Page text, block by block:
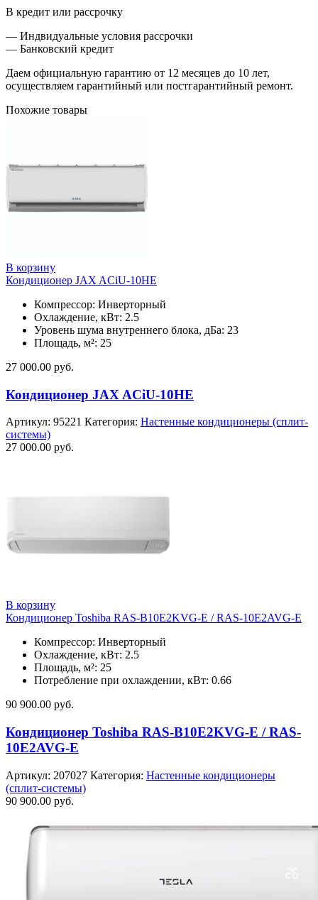
В кредит или рассрочку
— Индвидуальные условия рассрочки
— Банковский кредит
Даем официальную гарантию от 12 месяцев до 10 лет,
осуществляем гарантийный или постгарантийный ремонт.
Похожие товары
В корзину
Кондиционер JAX ACiU-10HE
Компрессор: Инверторный
Охлаждение, кВт: 2.5
Уровень шума внутреннего блока, дБа: 23
Площадь, м²: 25
27 000.00 руб.
Кондиционер JAX ACiU-10HE
Артикул: 95221 Категория: Настенные кондиционеры (сплит-
системы)
27 000.00 руб.
В корзину
Кондиционер Toshiba RAS-B10E2KVG-E / RAS-10E2AVG-E
Компрессор: Инверторный
Охлаждение, кВт: 2.5
Площадь, м²: 25
Потребление при охлаждении, кВт: 0.66
90 900.00 руб.
Кондиционер Toshiba RAS-B10E2KVG-E / RAS-
10E2AVG-E
Артикул: 207027 Категория: Настенные кондиционеры
(сплит-системы)
90 900.00 руб.